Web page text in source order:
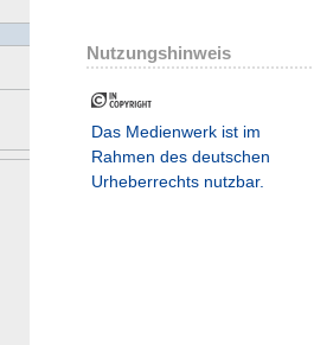
Nutzungshinweis
Das Medienwerk ist im
Rahmen des deutschen
Urheberrechts nutzbar.